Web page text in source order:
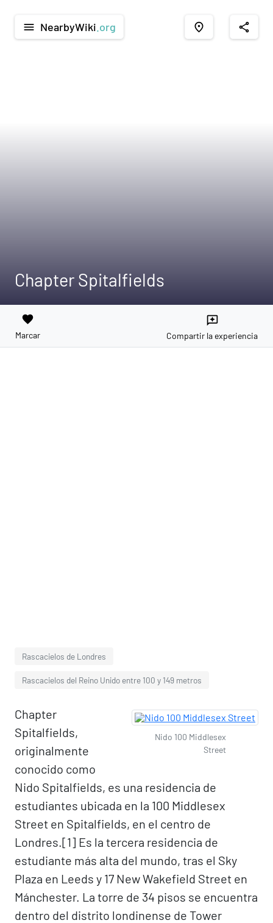
menu NearbyWiki .org place share
Chapter Spitalfields
favorite
Marcar
reviews
Compartir la experiencia
Rascacielos de Londres
Rascacielos del Reino Unido entre 100 y 149 metros
Nido 100 Middlesex
Street
Chapter
Spitalfields,
originalmente
conocido como
Nido Spitalfields, es una residencia de
estudiantes ubicada en la 100 Middlesex
Street en Spitalfields, en el centro de
Londres.[1]​ Es la tercera residencia de
estudiante más alta del mundo, tras el Sky
Plaza en Leeds y 17 New Wakefield Street en
Mánchester. La torre de 34 pisos se encuentra
dentro del distrito londinense de Tower